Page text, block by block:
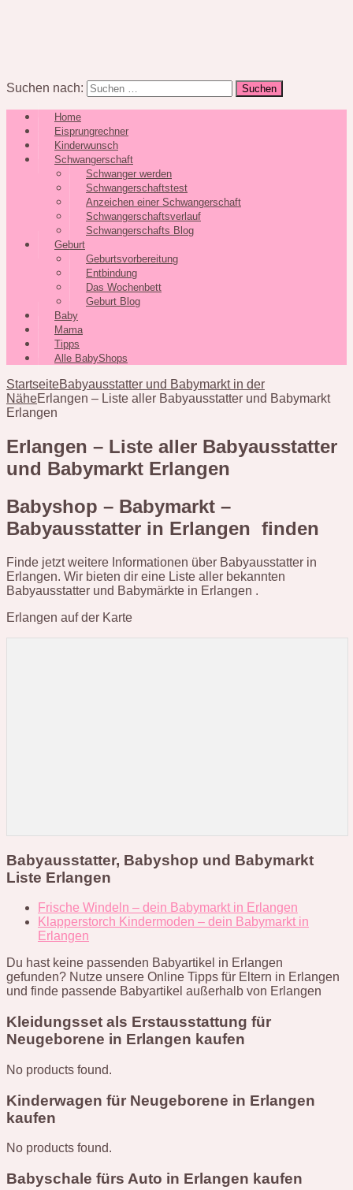
Suchen nach:
Home
Eisprungrechner
Kinderwunsch
Schwangerschaft
Schwanger werden
Schwangerschaftstest
Anzeichen einer Schwangerschaft
Schwangerschaftsverlauf
Schwangerschafts Blog
Geburt
Geburtsvorbereitung
Entbindung
Das Wochenbett
Geburt Blog
Baby
Mama
Tipps
Alle BabyShops
StartseiteBabyausstatter und Babymarkt in der
NäheErlangen – Liste aller Babyausstatter und Babymarkt
Erlangen
Erlangen – Liste aller Babyausstatter
und Babymarkt Erlangen
Babyshop – Babymarkt –
Babyausstatter in Erlangen finden
Finde jetzt weitere Informationen über Babyausstatter in
Erlangen. Wir bieten dir eine Liste aller bekannten
Babyausstatter und Babymärkte in Erlangen .
Erlangen auf der Karte
Babyausstatter, Babyshop und Babymarkt
Liste Erlangen
Frische Windeln – dein Babymarkt in Erlangen
Klapperstorch Kindermoden – dein Babymarkt in
Erlangen
Du hast keine passenden Babyartikel in Erlangen
gefunden? Nutze unsere Online Tipps für Eltern in Erlangen
und finde passende Babyartikel außerhalb von Erlangen
Kleidungsset als Erstausstattung für
Neugeborene in Erlangen kaufen
No products found.
Kinderwagen für Neugeborene in Erlangen
kaufen
No products found.
Babyschale fürs Auto in Erlangen kaufen